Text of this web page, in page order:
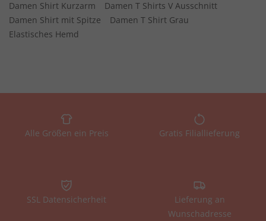
Damen Shirt Kurzarm
Damen T Shirts V Ausschnitt
Damen Shirt mit Spitze
Damen T Shirt Grau
Elastisches Hemd
Alle Größen ein Preis Gratis Filiallieferung
SSL Datensicherheit
Lieferung an
Wunschadresse